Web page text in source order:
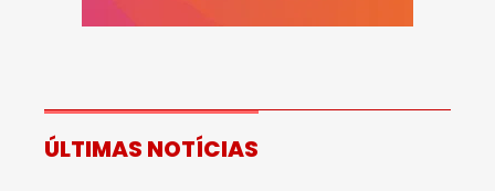
ÚLTIMAS NOTÍCIAS